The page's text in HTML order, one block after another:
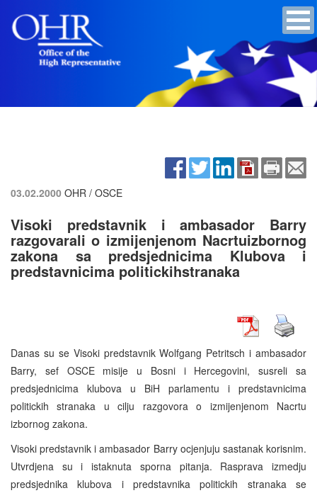
03.02.2000 OHR / OSCE
Visoki predstavnik i ambasador Barry
razgovarali o izmijenjenom Nacrtuizbornog
zakona sa predsjednicima Klubova i
predstavnicima politickihstranaka
Danas su se Visoki predstavnik Wolfgang Petritsch i ambasador
Barry, sef OSCE misije u Bosni i Hercegovini, susreli sa
predsjednicima klubova u BiH parlamentu i predstavnicima
politickih stranaka u cilju razgovora o izmijenjenom Nacrtu
izbornog zakona.
Visoki predstavnik i ambasador Barry ocjenjuju sastanak korisnim.
Utvrdjena su i istaknuta sporna pitanja. Rasprava izmedju
predsjednika klubova i predstavnika politickih stranaka se